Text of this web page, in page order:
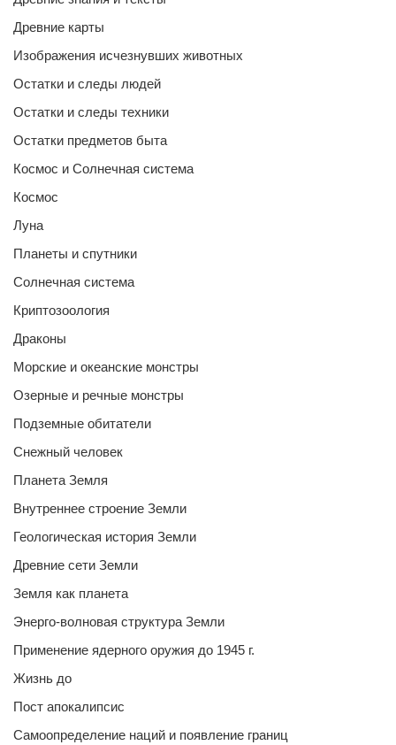
Древние карты
Изображения исчезнувших животных
Остатки и следы людей
Остатки и следы техники
Остатки предметов быта
Космос и Солнечная система
Космос
Луна
Планеты и спутники
Солнечная система
Криптозоология
Драконы
Морские и океанские монстры
Озерные и речные монстры
Подземные обитатели
Снежный человек
Планета Земля
Внутреннее строение Земли
Геологическая история Земли
Древние сети Земли
Земля как планета
Энерго-волновая структура Земли
Применение ядерного оружия до 1945 г.
Жизнь до
Пост апокалипсис
Самоопределение наций и появление границ